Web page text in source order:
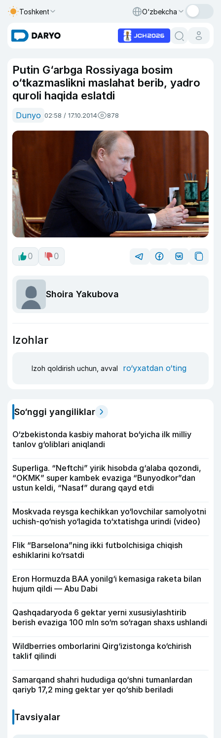
Toshkent O‘zbekcha
Putin G‘arbga Rossiyaga bosim
o‘tkazmaslikni maslahat berib, yadro
quroli haqida eslatdi
Dunyo 02:58 / 17.10.2014 878
0 0
Shoira Yakubova
Izohlar
Izoh qoldirish uchun, avval ro‘yxatdan o‘ting
So‘nggi yangiliklar
O‘zbekistonda kasbiy mahorat bo‘yicha ilk milliy
tanlov g‘oliblari aniqlandi
Superliga. “Neftchi” yirik hisobda g‘alaba qozondi,
“OKMK” super kambek evaziga “Bunyodkor”dan
ustun keldi, “Nasaf” durang qayd etdi
Moskvada reysga kechikkan yo‘lovchilar samolyotni
uchish-qo‘nish yo‘lagida to‘xtatishga urindi (video)
Flik “Barselona”ning ikki futbolchisiga chiqish
eshiklarini ko‘rsatdi
Eron Hormuzda BAA yonilg‘i kemasiga raketa bilan
hujum qildi — Abu Dabi
Qashqadaryoda 6 gektar yerni xususiylashtirib
berish evaziga 100 mln so‘m so‘ragan shaxs ushlandi
Wildberries omborlarini Qirg‘izistonga ko‘chirish
taklif qilindi
Samarqand shahri hududiga qo‘shni tumanlardan
qariyb 17,2 ming gektar yer qo‘shib beriladi
Tavsiyalar